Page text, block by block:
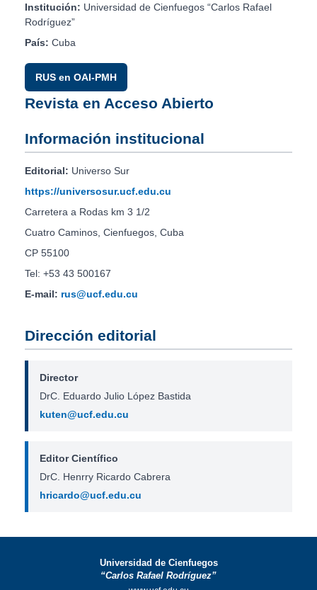
Institución: Universidad de Cienfuegos “Carlos Rafael
Rodríguez”
País: Cuba
RUS en OAI-PMH
Revista en Acceso Abierto
Información institucional
Editorial: Universo Sur
https://universosur.ucf.edu.cu
Carretera a Rodas km 3 1/2
Cuatro Caminos, Cienfuegos, Cuba
CP 55100
Tel: +53 43 500167
E-mail: rus@ucf.edu.cu
Dirección editorial
Director
DrC. Eduardo Julio López Bastida
kuten@ucf.edu.cu
Editor Científico
DrC. Henrry Ricardo Cabrera
hricardo@ucf.edu.cu
Universidad de Cienfuegos
“Carlos Rafael Rodríguez”